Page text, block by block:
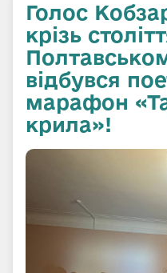
Голос
крізь
відбувся
марафон
крила»!